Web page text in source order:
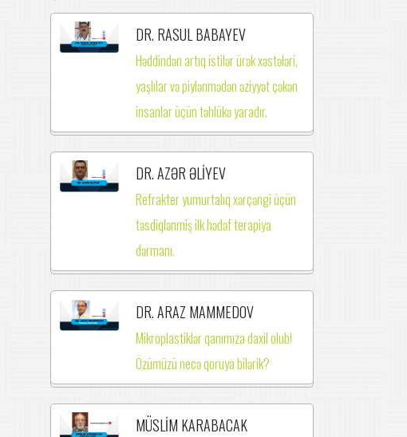
DR. RASUL BABAYEV
Həddindən artıq istilər ürək xəstələri,
yaşlılar və piylənmədən əziyyət çəkən
insanlar üçün təhlükə yaradır.
DR. AZƏR ƏLİYEV
Refrakter yumurtalıq xərçəngi üçün
təsdiqlənmiş ilk hədəf terapiya
dərmanı.
DR. ARAZ MAMMEDOV
Mikroplastiklər qanımıza daxil olub!
Özümüzü necə qoruya bilərik?
MÜSLİM KARABACAK